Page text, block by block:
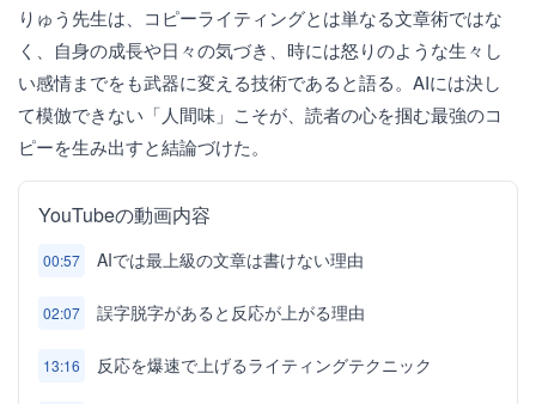
りゅう先生は、コピーライティングとは単なる文章術ではな
く、自身の成長や日々の気づき、時には怒りのような生々し
い感情までをも武器に変える技術であると語る。AIには決し
て模倣できない「人間味」こそが、読者の心を掴む最強のコ
ピーを生み出すと結論づけた。
YouTubeの動画内容
00:57 AIでは最上級の文章は書けない理由
02:07 誤字脱字があると反応が上がる理由
13:16 反応を爆速で上げるライティングテクニック